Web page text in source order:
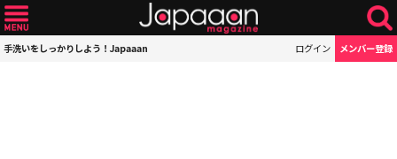
手洗いをしっかりしよう！Japaaan ログイン メンバー登録